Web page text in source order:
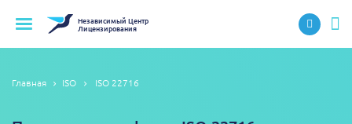
НезависимыйЦентр
Лицензирования
Главная ISO ISO 22716